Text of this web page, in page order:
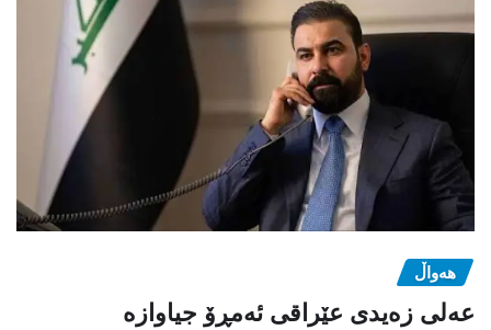
هەواڵ
عەلی زەیدی عێراقی ئەمڕۆ جیاوازە